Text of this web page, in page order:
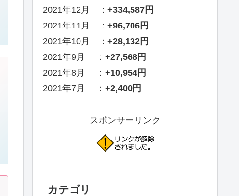
2021年12月 ： +334,587円
2021年11月 ： +96,706円
2021年10月 ： +28,132円
2021年9月 ： +27,568円
2021年8月 ： +10,954円
2021年7月 ： +2,400円
スポンサーリンク
カテゴリ